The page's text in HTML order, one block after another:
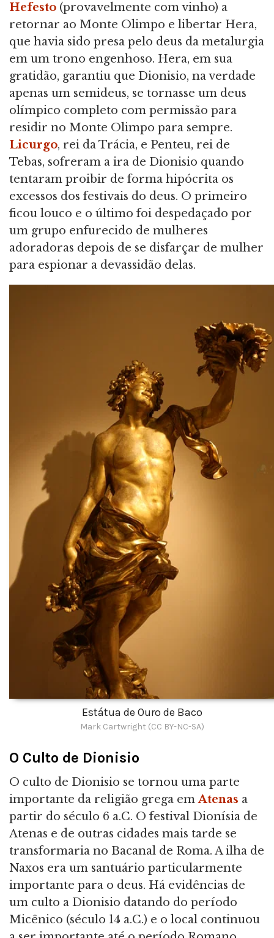
Hefesto (provavelmente com vinho) a
retornar ao Monte Olimpo e libertar Hera,
que havia sido presa pelo deus da metalurgia
em um trono engenhoso. Hera, em sua
gratidão, garantiu que Dionisio, na verdade
apenas um semideus, se tornasse um deus
olímpico completo com permissão para
residir no Monte Olimpo para sempre.
Licurgo, rei da Trácia, e Penteu, rei de
Tebas, sofreram a ira de Dionisio quando
tentaram proibir de forma hipócrita os
excessos dos festivais do deus. O primeiro
ficou louco e o último foi despedaçado por
um grupo enfurecido de mulheres
adoradoras depois de se disfarçar de mulher
para espionar a devassidão delas.
Estátua de Ouro de Baco
Mark Cartwright (CC BY-NC-SA)
O Culto de Dionisio
O culto de Dionisio se tornou uma parte
importante da religião grega emAtenas a
partir do século 6 a.C. O festival Dionísia de
Atenas e de outras cidades mais tarde se
transformaria no Bacanal de Roma. A ilha de
Naxos era um santuário particularmente
importante para o deus. Há evidências de
um culto a Dionisio datando do período
Micênico (século 14 a.C.) e o local continuou